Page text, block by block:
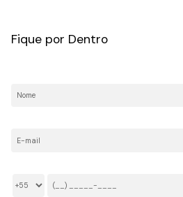
Fique por Dentro